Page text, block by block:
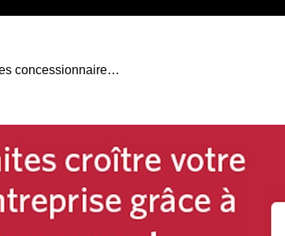
Semaine du 6 octobre : l’actualité des concessionnaires du Québec en bref